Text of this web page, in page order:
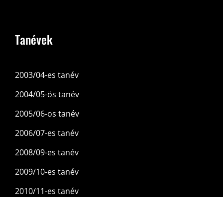
Tanévek
2003/04-es tanév
2004/05-ös tanév
2005/06-os tanév
2006/07-es tanév
2008/09-es tanév
2009/10-es tanév
2010/11-es tanév